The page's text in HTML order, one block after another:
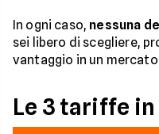
In ogni caso, nessuna
sei libero di scegliere,
vantaggio in un
Le 3 tariffe